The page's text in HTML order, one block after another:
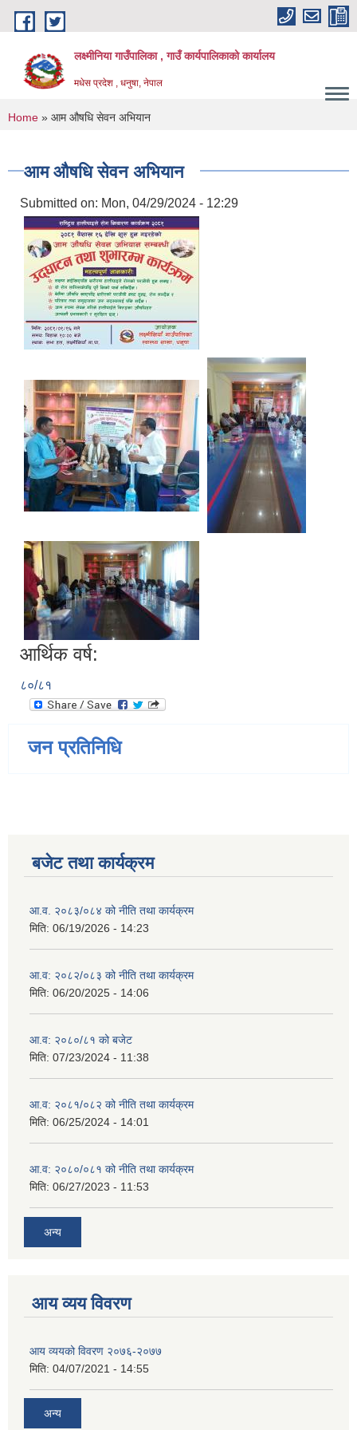
Skip to main content
लक्ष्मीनिया गाउँपालिका , गाउँ कार्यपालिकाको कार्यालय
मधेस प्रदेश , धनुषा, नेपाल
You are here
Home » आम औषधि सेवन अभियान
आम औषधि सेवन अभियान
Submitted on: Mon, 04/29/2024 - 12:29
आर्थिक वर्ष:
८०/८१
जन प्रतिनिधि
बजेट तथा कार्यक्रम
आ.व. २०८३/०८४ को नीति तथा कार्यक्रम
मिति: 06/19/2026 - 14:23
आ.व: २०८२/०८३ को नीति तथा कार्यक्रम
मिति: 06/20/2025 - 14:06
आ.व: २०८०/८१ को बजेट
मिति: 07/23/2024 - 11:38
आ.व: २०८१/०८२ को नीति तथा कार्यक्रम
मिति: 06/25/2024 - 14:01
आ.व: २०८०/०८१ को नीति तथा कार्यक्रम
मिति: 06/27/2023 - 11:53
अन्य
आय व्यय विवरण
आय व्ययको विवरण २०७६-२०७७
मिति: 04/07/2021 - 14:55
अन्य